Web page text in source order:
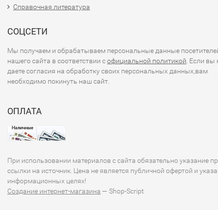
Справочная литература
СОЦСЕТИ
Мы получаем и обрабатываем персональные данные
нашего сайта в соответствии софициальной политикой . Если вы
даете согласия на обработку своих персональных данных,вам
необходимо покинуть наш сайт.
ОПЛАТА
При использовании материалов с сайта обязательно указание
ссылки на источник. Цена не является публичной офертой и
информационных целях!
Создание интернет-магазина — Shop-Script